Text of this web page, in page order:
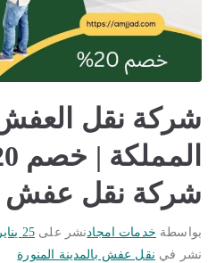
شركة نقل
شركة نقل عفش
بواسطة خدمات امجادنشر على 25 يناير، 2025
نشر في نقل عفش بالمدينة المنورة